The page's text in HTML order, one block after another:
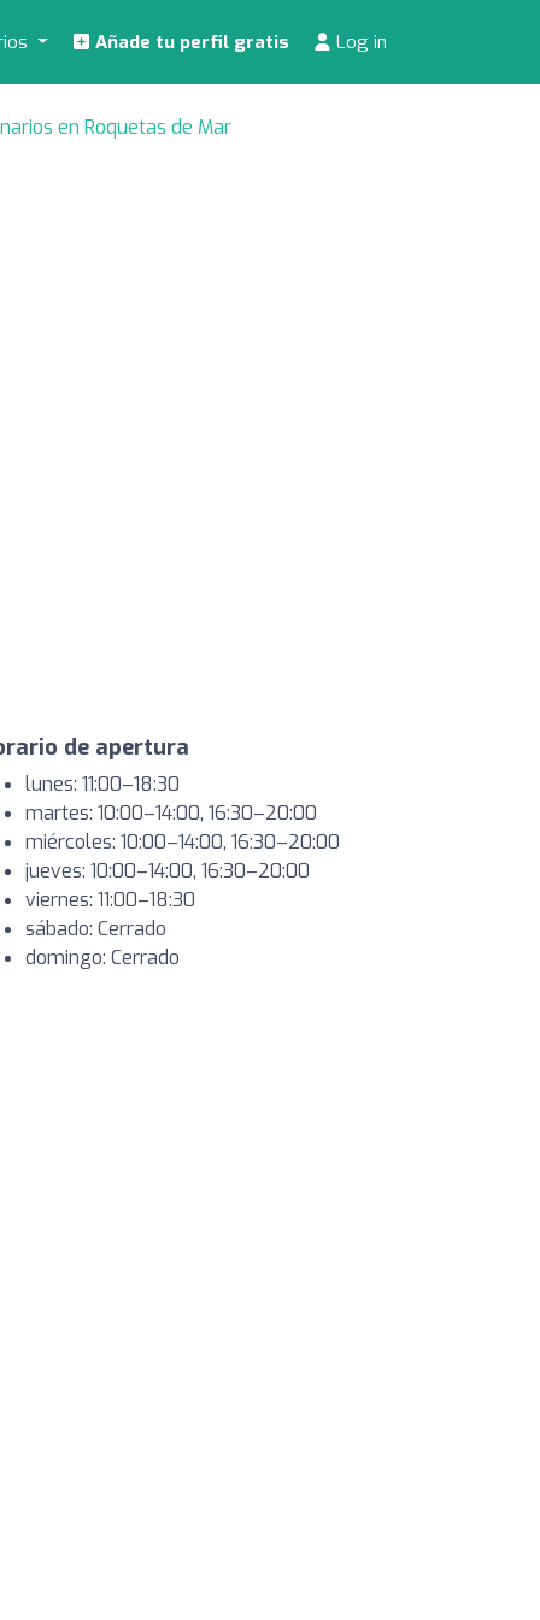
Añade tu perfil gratis Log in
en Roquetas de Mar
de apertura
lunes: 11:00–18:30
martes: 10:00–14:00, 16:30–20:00
miércoles: 10:00–14:00, 16:30–20:00
jueves: 10:00–14:00, 16:30–20:00
viernes: 11:00–18:30
sábado: Cerrado
domingo: Cerrado